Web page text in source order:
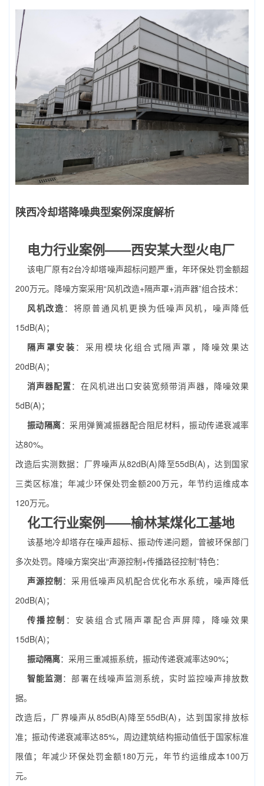
陕西冷却塔降噪典型案例深度解析
电力行业案例——西安某大型火电厂
该电厂原有2台冷却塔噪声超标问题严重，年环保处罚金额超
200万元。降噪方案采用“风机改造+隔声罩+消声器”组合技术：
风机改造 ：将原普通风机更换为低噪声风机，噪声降低
15dB(A)；
隔声罩安装 ：采用模块化组合式隔声罩，降噪效果达
20dB(A)；
消声器配置：在风机进出口安装宽频带消声器，降噪效果
5dB(A)；
振动隔离：采用弹簧减振器配合阻尼材料，振动传递衰减率
达80%。
改造后实测数据：厂界噪声从82dB(A)降至55dB(A)，达到国家
三类区标准；年减少环保处罚金额200万元，年节约运维成本
120万元。
化工行业案例——榆林某煤化工基地
该基地冷却塔存在噪声超标、振动传递问题，曾被环保部门
多次处罚。降噪方案突出“声源控制+传播路径控制”特色：
声源控制：采用低噪声风机配合优化布水系统，噪声降低
20dB(A)；
传播控制 ：安装组合式隔声罩配合声屏障，降噪效果
15dB(A)；
振动隔离：采用三重减振系统，振动传递衰减率达90%；
智能监测：部署在线噪声监测系统，实时监控噪声排放数
据。
改造后，厂界噪声从85dB(A)降至55dB(A)，达到国家排放标
准；振动传递衰减率达85%，周边建筑结构振动值低于国家标准
限值；年减少环保处罚金额180万元，年节约运维成本100万
元。